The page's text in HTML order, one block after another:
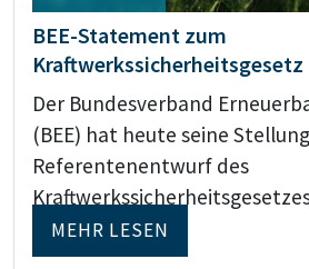
BEE-Statement zum
Kraftwerkssicherheitsgesetz
Der Bundesverband
(BEE) hat heute seine
Referentenentwurf des
MEHR LESEN